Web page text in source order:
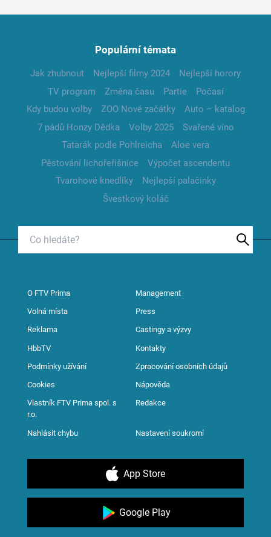
Populární témata
Jak zhubnout Nejlepší filmy 2024
Nejlepší horory
TV program
Změna času Partie
Počasí
Kdy budou volby
ZOO Nové začátky
Auto – katalog
7 pádů Honzy Dědka
Volby 2025
Svařené víno
Tatarák podle Pohlreicha
Aloe vera
Pěstování lichořeřišnice
Výpočet ascendentu
Tvarohové knedlíky
Nejlepší palačinky
Švestkový koláč
O FTV Prima Management
Volná místa Press
Reklama Castingy a výzvy
HbbTV Kontakty
Podmínky užívání Zpracování osobních údajů
Cookies Nápověda
Vlastník FTV Prima spol. s
r.o.
Redakce
Nahlásit chybu Nastavení soukromí
App Store
Google Play